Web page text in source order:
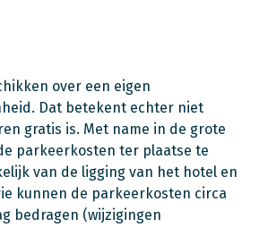
over een eigen
Dat betekent echter niet
gratis is. Met name in de grote
parkeerkosten ter plaatse te
van de ligging van het hotel en
kunnen de parkeerkosten circa
bedragen (wijzigingen